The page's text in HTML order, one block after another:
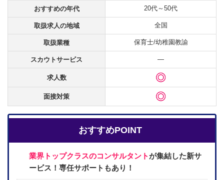
おすすめの年代 20代～50代
取扱求人の地域 全国
取扱業種 保育士/幼稚園教諭
スカウトサービス ―
求人数
面接対策
おすすめPOINT
業界トップクラスのコンサルタントが集結した新サ
ービス！専任サポートもあり！